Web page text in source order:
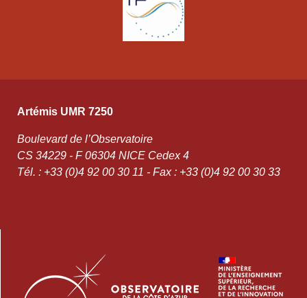
Artémis UMR 7250
Boulevard de l’Observatoire
CS 34229 - F 06304 NICE Cedex 4
Tél. : +33 (0)4 92 00 30 11 - Fax : +33 (0)4 92 00 30 33